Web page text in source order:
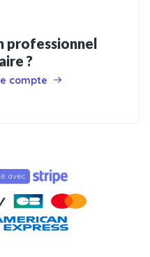
professionnel
?
compte